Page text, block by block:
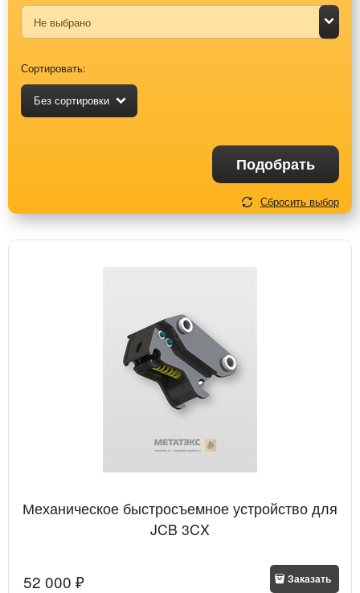
Сортировать:
Без сортировки
Подобрать
Сбросить выбор
Механическое быстросъемное устройство для
JCB 3CX
52 000 ₽ Заказать